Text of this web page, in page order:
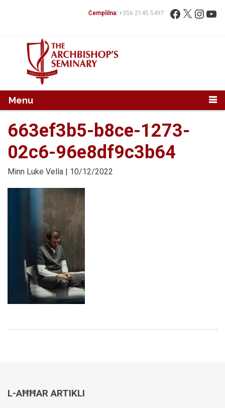
Fittex: Facebook
X
Ċemplilna: +356 2145 5497
Menu
663ef3b5-b8ce-1273-
02c6-96e8df9c3b64
Minn Luke Vella | 10/12/2022
L-AĦĦAR ARTIKLI